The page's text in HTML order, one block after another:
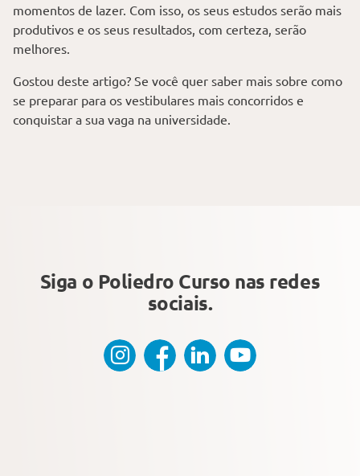
momentos de lazer. Com isso, os seus estudos serão mais
produtivos e os seus resultados, com certeza, serão
melhores.
Gostou deste artigo? Se você quer saber mais sobre como
se preparar para os vestibulares mais concorridos e
conquistar a sua vaga na universidade.
Siga o Poliedro Curso nas redes
sociais.